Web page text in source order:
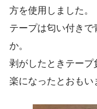
方を使用しました。
テープは匂い付きで
か。
剥がしたときテープ
楽になったとおもい